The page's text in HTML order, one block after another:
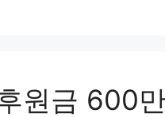
원금 600